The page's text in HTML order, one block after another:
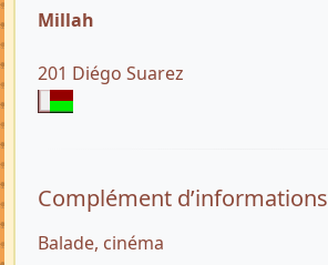
Millah
201 Diégo Suarez
Complément d’informations
Balade, cinéma